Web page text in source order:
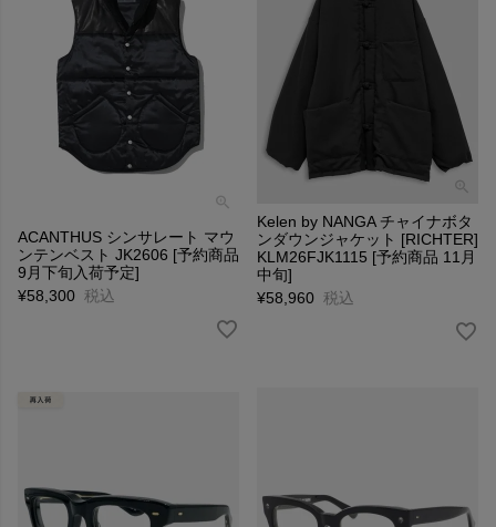
ACANTHUS シンサレート マウ
ンテンベスト JK2606 [予約商品
9月下旬入荷予定]
¥58,300 税込
Kelen by NANGA チャイナボタ
ンダウンジャケット [RICHTER]
KLM26FJK1115 [予約商品 11月
中旬]
¥58,960 税込